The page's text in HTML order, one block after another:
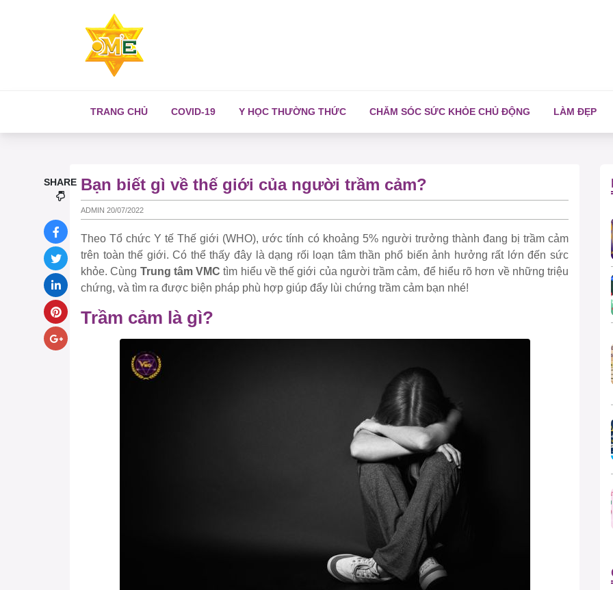
TRANG CHỦ COVID-19 Y HỌC THƯỜNG THỨC CHĂM SÓC SỨC KHỎE CHỦ ĐỘNG LÀM ĐẸP
Bạn biết gì về thế giới của người trầm cảm?
ADMIN 20/07/2022
Theo Tổ chức Y tế Thế giới (WHO), ước tính có khoảng 5% người trưởng thành đang bị trầm cảm
trên toàn thế giới. Có thể thấy đây là dạng rối loạn tâm thần phổ biến ảnh hưởng rất lớn đến sức
khỏe. Cùng Trung tâm VMC tìm hiểu về thế giới của người trầm cảm, để hiểu rõ hơn về những triệu
chứng, và tìm ra được biện pháp phù hợp giúp đẩy lùi chứng trầm cảm bạn nhé!
Trầm cảm là gì?
SHARE